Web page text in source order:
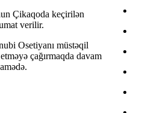
Çikaqoda keçirilən
verilir.
Osetiyanı müstəqil
çağırmaqda davam